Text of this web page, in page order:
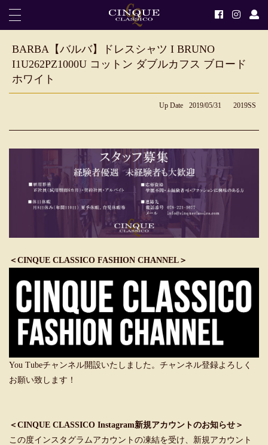
BARBA【バルバ】ドレスシャツ I BRUNO
I1U262PZ1000U コットン ダブルカフス ブロード
ホワイト
Up Date 2019/05/31 2019SS
＜CINQUE CLASSICO FASHION CHANNEL＞
You Tubeチャンネル開設いたしました。チャンネル登録よろしく
お願い致します！
＜CINQUE CLASSICO Instagram新規アカウントのお知らせ＞
この度インスタグラムアカウントの凍結を受け、新規アカウント